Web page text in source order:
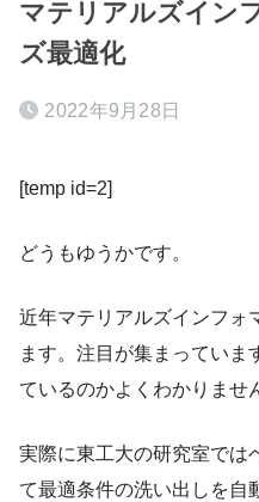
マテリアルズイン
ズ最適化
2022年9月28日
[temp id=2]
どうもゆうかです。
近年マテリアルズインフォ
ます。注目が集まっていま
ているのかよくわかりませ
実際に東工大の研究室では
て最適条件の洗い出しを自